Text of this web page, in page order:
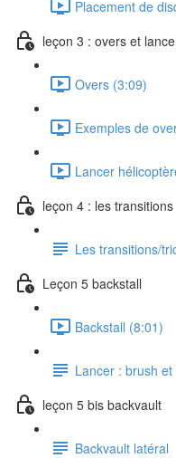
Placement de
leçon 3 : overs et
Overs (3:09)
Exemples de
Lancer
leçon 4 : les transitions
Les transitions/
Leçon 5 backstall
Backstall (8:01)
Lancer : brush et
leçon 5 bis backvault
Backvault latéral